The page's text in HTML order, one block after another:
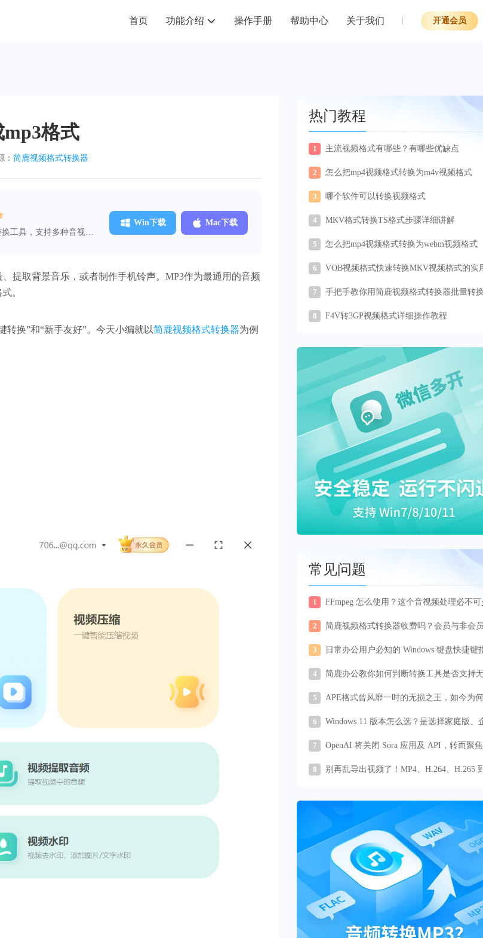
首页 功能介绍 操作手册 帮助中心 关于我们 开通会员
格式
： 简鹿视频格式转换器
工具，支持多种音视频
Win下载 Mac下载
提取背景音乐，或者制作手机铃声。MP3作为最通用的音频
。
换”和“新手友好”。今天小编就以简鹿视频格式转换器为例
热门教程
1 主流视频格式有哪些？有哪些优缺点
2 怎么把mp4视频格式转换为m4v视频格式
3 哪个软件可以转换视频格式
4 MKV格式转换TS格式步骤详细讲解
5 怎么把mp4视频格式转换为webm视频格式
6
VOB视频格式快速转换MKV视频格式的实
7
手把手教你用简鹿视频格式转换器批量转
8
F4V转3GP视频格式详细操作教程
常见问题
1
FFmpeg 怎么使用？这个音视频处理必不
2
简鹿视频格式转换器收费吗？会员与非会
3
日常办公用户必知的 Windows 键盘快捷键
4
简鹿办公教你如何判断转换工具是否支持
5
APE格式曾风靡一时的无损之王，如今为
6
Windows 11 版本怎么选？是选择家庭版、
7
OpenAI 将关闭 Sora 应用及 API，转而聚
8
别再乱导出视频了！MP4、H.264、H.265